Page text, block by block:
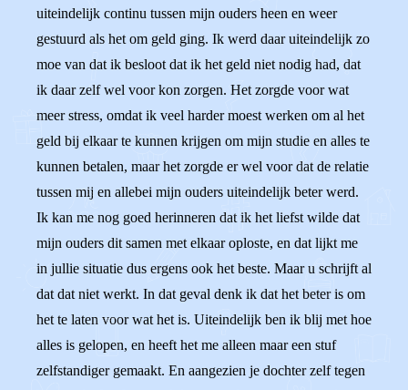
uiteindelijk continu tussen mijn ouders heen en weer
gestuurd als het om geld ging. Ik werd daar uiteindelijk zo
moe van dat ik besloot dat ik het geld niet nodig had, dat
ik daar zelf wel voor kon zorgen. Het zorgde voor wat
meer stress, omdat ik veel harder moest werken om al het
geld bij elkaar te kunnen krijgen om mijn studie en alles te
kunnen betalen, maar het zorgde er wel voor dat de relatie
tussen mij en allebei mijn ouders uiteindelijk beter werd.
Ik kan me nog goed herinneren dat ik het liefst wilde dat
mijn ouders dit samen met elkaar oploste, en dat lijkt me
in jullie situatie dus ergens ook het beste. Maar u schrijft al
dat dat niet werkt. In dat geval denk ik dat het beter is om
het te laten voor wat het is. Uiteindelijk ben ik blij met hoe
alles is gelopen, en heeft het me alleen maar een stuf
zelfstandiger gemaakt. En aangezien je dochter zelf tegen